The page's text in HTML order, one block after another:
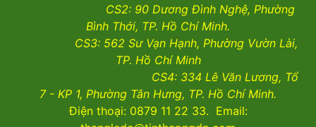
CS2: 90 Dương Đình Nghệ, Phường
Bình Thới, TP. Hồ Chí Minh.
CS3: 562 Sư Vạn Hạnh, Phường Vườn Lài,
TP. Hồ Chí Minh
CS4: 334 Lê Văn Lương, Tổ
7 - KP 1, Phường Tân Hưng, TP. Hồ Chí Minh.
Điện thoại: 0879 11 22 33. Email: